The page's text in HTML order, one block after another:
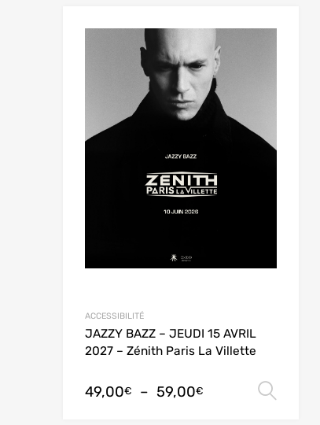
Choix des options
ACCESSIBILITÉ
JAZZY BAZZ – JEUDI 15 AVRIL
2027 – Zénith Paris La Villette
49,00€ – 59,00€